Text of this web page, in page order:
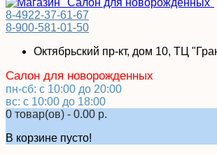
8-4922-37-61-67
8-900-581-01-50
Октябрьский пр-кт, дом 10, ТЦ
Салон для новорожденных
пн-сб: с 10:00 до 20:00
вс: с 10:00 до 18:00
0 товар(ов) - 0.00 р.
В корзине пусто!